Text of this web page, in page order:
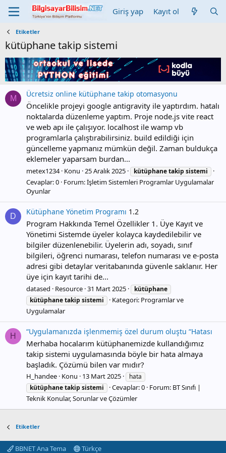
Giriş yap Kayıt ol
Etiketler
kütüphane takip sistemi
M Ücretsiz online kütüphane takip otomasyonu
Öncelikle projeyi google antigravity ile yaptırdım. hatalı
noktalarda düzenleme yaptım. Proje node.js vite react
ve web apı ile çalışıyor. localhost ile wamp vb
programlarla çalıştırabilirsiniz. build edildiği için
güncelleme yapmanız mümkün değil. Zaman buldukça
eklemeler yaparsam burdan...
metex1234 Konu 25 Aralık 2025 kütüphanetakip sistemi
Cevaplar: 0 Forum:İşletim Sistemleri Programlar Uygulamalar
Oyunlar
D Kütüphane Yönetim Programı 1.2
Program Hakkında Temel Özellikler 1. Üye Kayıt ve
Yönetimi Sistemde üyeler kolayca kaydedilebilir ve
bilgiler düzenlenebilir. Üyelerin adı, soyadı, sınıf
bilgileri, öğrenci numarası, telefon numarası ve e-posta
adresi gibi detaylar veritabanında güvenle saklanır. Her
üye için kayıt tarihi de...
datased Resource 31 Mart 2025
kütüphane
kütüphanetakip sistemi Kategori: Programlar ve
Uygulamalar
H “Uygulamanızda işlenmemiş özel durum oluştu “Hatası
Merhaba hocalarım kütüphanemizde kullandığımız
takip sistemi uygulamasında böyle bir hata almaya
başladık. Çözümü bilen var mıdır?
H_handee Konu 13 Mart 2025
hata
kütüphanetakip sistemi Cevaplar: 0 Forum: BT Sınıfı |
Teknik Konular, Sorunlar ve Çözümler
Etiketler
BBNET Ana Tema Türkçe